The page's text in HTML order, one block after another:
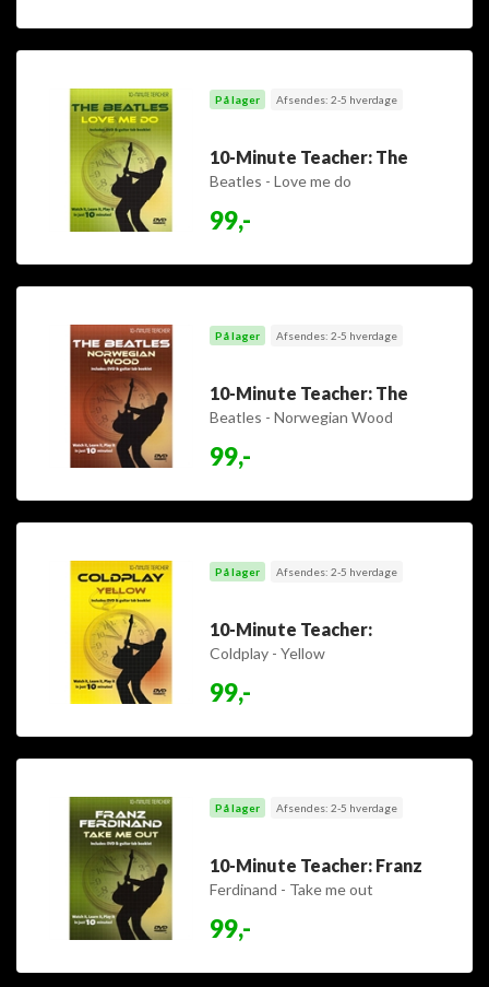
På lager Afsendes: 2-5 hverdage
10-Minute Teacher: The
Beatles - Love me do
99,-
På lager Afsendes: 2-5 hverdage
10-Minute Teacher: The
Beatles - Norwegian Wood
99,-
På lager Afsendes: 2-5 hverdage
10-Minute Teacher:
Coldplay - Yellow
99,-
På lager Afsendes: 2-5 hverdage
10-Minute Teacher: Franz
Ferdinand - Take me out
99,-